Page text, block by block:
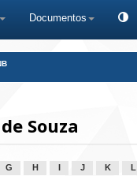
Documentos
Souza
G H J K L